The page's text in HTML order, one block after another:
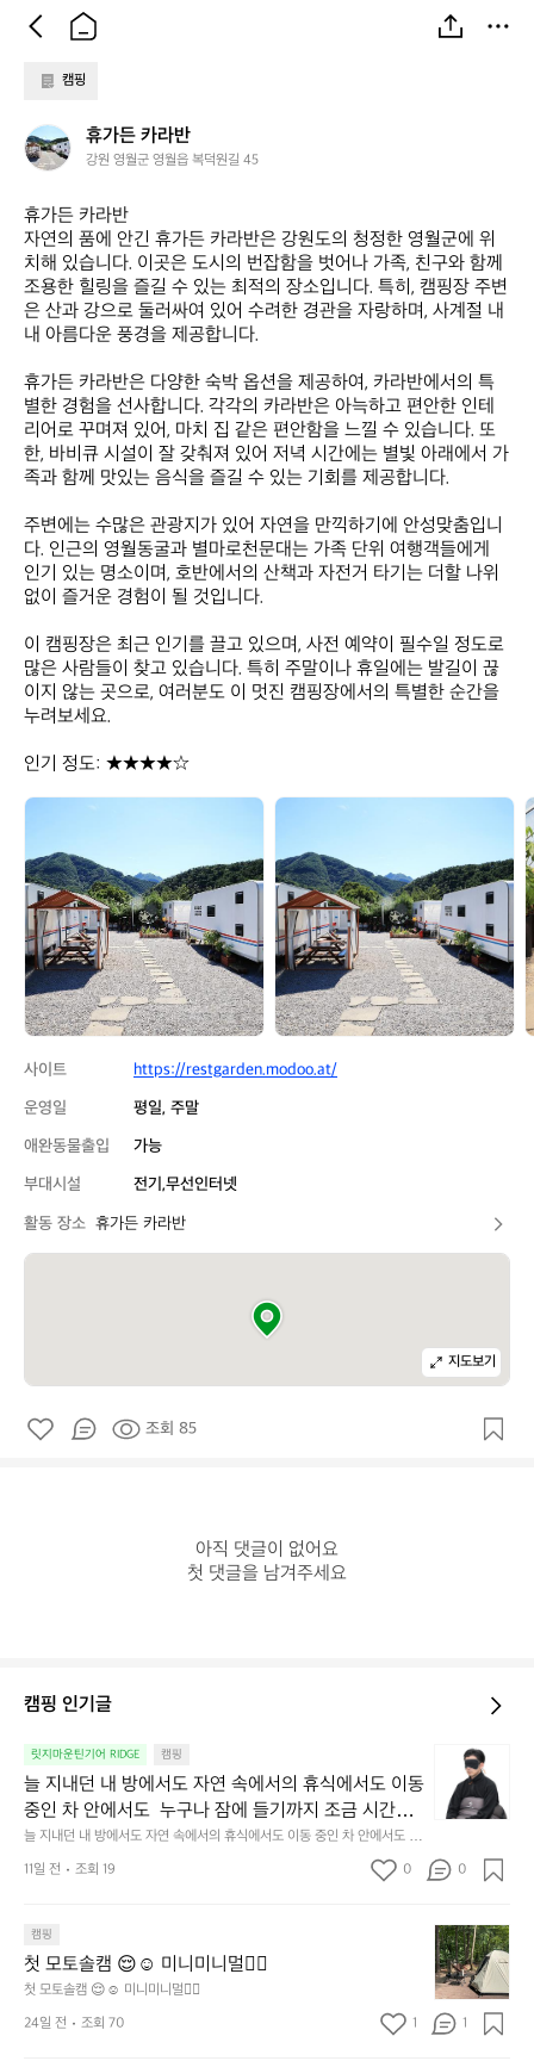
캠핑
휴
가
카
라
반
휴가든 카라반
강원 영월군 영월읍 복덕원길 45
휴가든 카라반
자연의 품에 안긴 휴가든 카라반은 강원도의 청정한 영월군에 위
치해 있습니다. 이곳은 도시의 번잡함을 벗어나 가족, 친구와 함께
조용한 힐링을 즐길 수 있는 최적의 장소입니다. 특히, 캠핑장 주변
은 산과 강으로 둘러싸여 있어 수려한 경관을 자랑하며, 사계절 내
내 아름다운 풍경을 제공합니다.
휴가든 카라반은 다양한 숙박 옵션을 제공하여, 카라반에서의 특
별한 경험을 선사합니다. 각각의 카라반은 아늑하고 편안한 인테
리어로 꾸며져 있어, 마치 집 같은 편안함을 느낄 수 있습니다. 또
한, 바비큐 시설이 잘 갖춰져 있어 저녁 시간에는 별빛 아래에서 가
족과 함께 맛있는 음식을 즐길 수 있는 기회를 제공합니다.
주변에는 수많은 관광지가 있어 자연을 만끽하기에 안성맞춤입니
다. 인근의 영월동굴과 별마로천문대는 가족 단위 여행객들에게
인기 있는 명소이며, 호반에서의 산책과 자전거 타기는 더할 나위
없이 즐거운 경험이 될 것입니다.
이 캠핑장은 최근 인기를 끌고 있으며, 사전 예약이 필수일 정도로
많은 사람들이 찾고 있습니다. 특히 주말이나 휴일에는 발길이 끊
이지 않는 곳으로, 여러분도 이 멋진 캠핑장에서의 특별한 순간을
누려보세요.
인기 정도: ★★★★☆
휴
든
카
라
반
휴
든
카
라
반
사이트
https://restgarden.modoo.at/
운영일
평일, 주말
애완동물출입
가능
부대시설
전기,무선인터넷
활동 장소 휴가든 카라반
지도보기
조회 85
아직 댓글이 없어요
첫 댓글을 남겨주세요
캠핑 인기글
릿지마운틴기어 RIDGE 캠핑
늘 지내던 내 방에서도 자연 속에서의 휴식에서도 이동
중인 차 안에서도  누구나 잠에 들기까지 조금 시간이
걸리는 순간이 있습니다.  그럴 때는 차분하게 눈을 가
려보세요. 마치 암막 커튼을 조용히 내리듯이.  Polarte
c® Wind Pro™의 온기가 눈가를 포근히 감싸줍니다.
줍니다.  이 슬립 웜을 쓰는 것만으로 그곳은 나만의 밤
이 됩니다.  안녕히 주무세요.
늘 지내던 내 방에서도 자연 속에서의 휴식에서도 이동 중인 차 안에서도  누
구나 잠에 들기까지 조금 시간이 걸리는 순간이 있습니다.  그럴 때는 차분하
게 눈을 가려보세요. 마치 암막 커튼을 조용히 내리듯이.  Polartec® Wind
밤이 됩니다.  안녕히 주무세요.
내
던
방
도
자
연
속
에
11일 전 조회 19 0 0
캠핑
첫 모토솔캠 😌☺️ 미니미니멀👌🏼
첫 모토솔캠 😌☺️ 미니미니멀👌🏼
첫
모
토
솔
캠
24일 전 조회 70 1 1